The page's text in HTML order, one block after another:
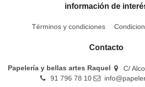
información de
Términos y condiciones
Contacto
Papelería y bellas artes Raquel
C/
91 796 78 10